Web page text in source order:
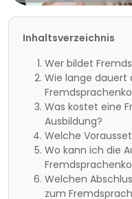
Inhaltsverzeichnis
Wer bildet
Wie lange dauert
Was kostet eine
Ausbildung?
Welche
Wo kann ich die
Welchen
zum